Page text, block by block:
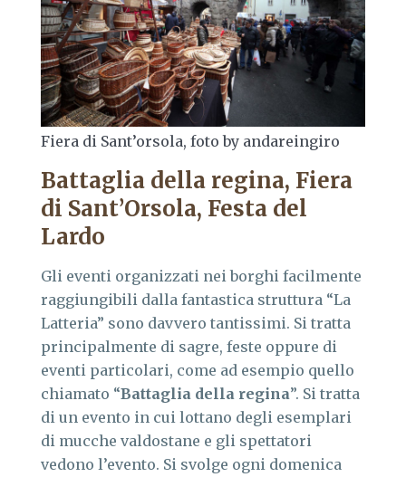
Fiera di Sant’orsola, foto by andareingiro
Battaglia della regina, Fiera
di Sant’Orsola, Festa del
Lardo
Gli eventi organizzati nei borghi facilmente
raggiungibili dalla fantastica struttura “La
Latteria” sono davvero tantissimi. Si tratta
principalmente di sagre, feste oppure di
eventi particolari, come ad esempio quello
chiamato “Battaglia della regina”. Si tratta
di un evento in cui lottano degli esemplari
di mucche valdostane e gli spettatori
vedono l’evento. Si svolge ogni domenica